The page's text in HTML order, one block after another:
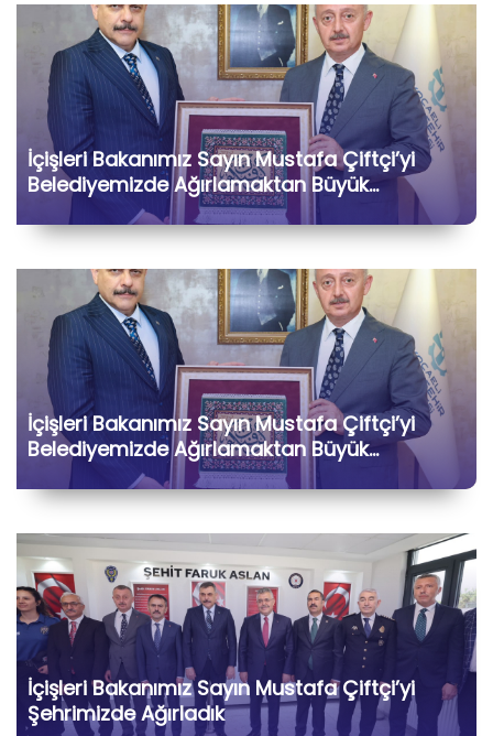
İçişleri Bakanımız Sayın Mustafa Çiftçi’yi
Belediyemizde Ağırlamaktan Büyük
Memnuniyet Duyduk
İçişleri Bakanımız Sayın Mustafa Çiftçi’yi
Belediyemizde Ağırlamaktan Büyük
Memnuniyet Duyduk
İçişleri Bakanımız Sayın Mustafa Çiftçi’yi
Şehrimizde Ağırladık